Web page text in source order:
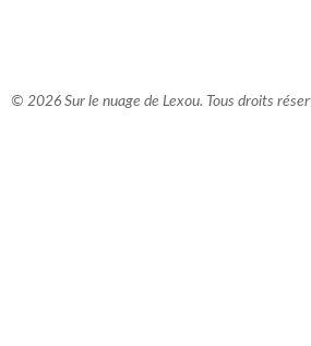
© 2026 Sur le nuage de Lexou. Tous droits